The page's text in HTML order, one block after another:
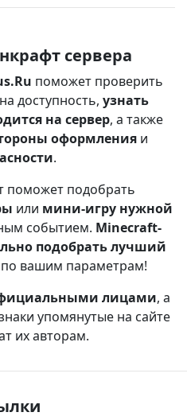
сервера
поможет проверить
доступность, узнать
на сервер, а также
оформления и
.
поможет подобрать
или мини-игру нужной
событием. Minecraft-
подобрать лучший
по вашим параметрам!
лицами, а
упомянутые на сайте
их авторам.